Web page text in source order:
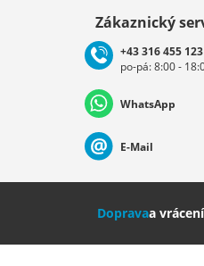
Deutschland
Nederland Italia
Zákaznický
+43 316 455 123
po-pá: 8:00 -
WhatsApp
E-Mail
Dopravaa